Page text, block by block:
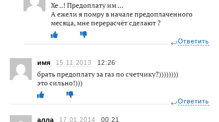
Хе ..! Предоплату им …
А ежели я помру в начале предоплаченного
месяца, мне перерасчёт сделают ?
Ответить
имя 15.11.2013 12:26
брать предоплату за газ по счетчику?))))))))
это сильно!)))
Ответить
аллa 17.01.2014 00:21